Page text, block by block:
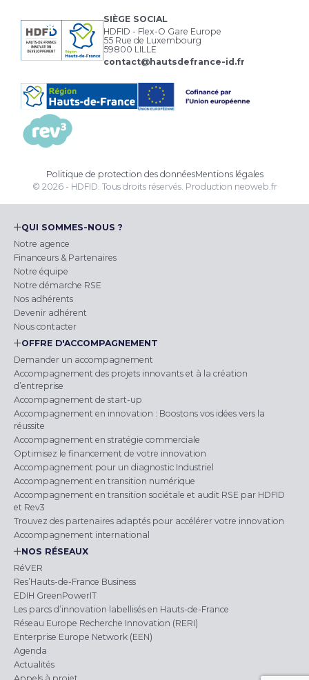
SIÈGE SOCIAL
HDFID - Flex-O Gare Europe
55 Rue de Luxembourg
59800 LILLE
contact@hautsdefrance-id.fr
Politique de protection des donnéesMentions légales
© 2026 - HDFID. Tous droits réservés. Production neoweb.fr
QUI SOMMES-NOUS ?
Notre agence
Financeurs & Partenaires
Notre équipe
Notre démarche RSE
Nos adhérents
Devenir adhérent
Nous contacter
OFFRE D'ACCOMPAGNEMENT
Demander un accompagnement
Accompagnement des projets innovants et à la création
d’entreprise
Accompagnement de start-up
Accompagnement en innovation : Boostons vos idées vers la
réussite
Accompagnement en stratégie commerciale
Optimisez le financement de votre innovation
Accompagnement pour un diagnostic Industriel
Accompagnement en transition numérique
Accompagnement en transition sociétale et audit RSE par HDFID
et Rev3
Trouvez des partenaires adaptés pour accélérer votre innovation
Accompagnement international
NOS RÉSEAUX
RéVER
Res’Hauts-de-France Business
EDIH GreenPowerIT
Les parcs d’innovation labellisés en Hauts-de-France
Réseau Europe Recherche Innovation (RERI)
Enterprise Europe Network (EEN)
Agenda
Actualités